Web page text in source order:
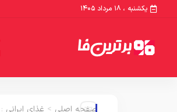
یکشنبه ، ۱۸ مرداد ۱۴۰۵
صفحه اصلی > غذای ایرانی :